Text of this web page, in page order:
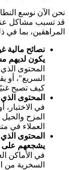
نحن الآن نوسع
قد تسبب مشاكل
المراهقين، بما في
نصائح مالية
يكون لديهم
المحتوى
السريع"، أو
كيف تصبح
المحتوى
في
المزح
العملاء في
المحتوى
يشجعهم على
في الأماكن
السخرية من